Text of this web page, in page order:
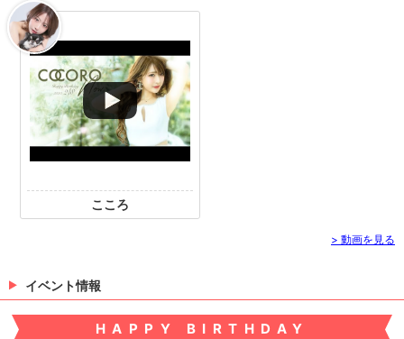
こころ
> 動画を見る
イベント情報
HAPPY BIRTHDAY